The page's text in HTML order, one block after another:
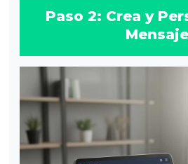
Paso 2: Crea y
Mensaje